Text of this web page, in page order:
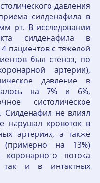
давления
силденафила в
рт. В исследовании
силденафила в
пациентов с тяжелой
был стеноз, по
артерии),
давление в
на 7% и 6%,
систолическое
Силденафил не влиял
нарушал кровоток в
артериях, а также
(примерно на 13%)
коронарного потока
так и в интактных